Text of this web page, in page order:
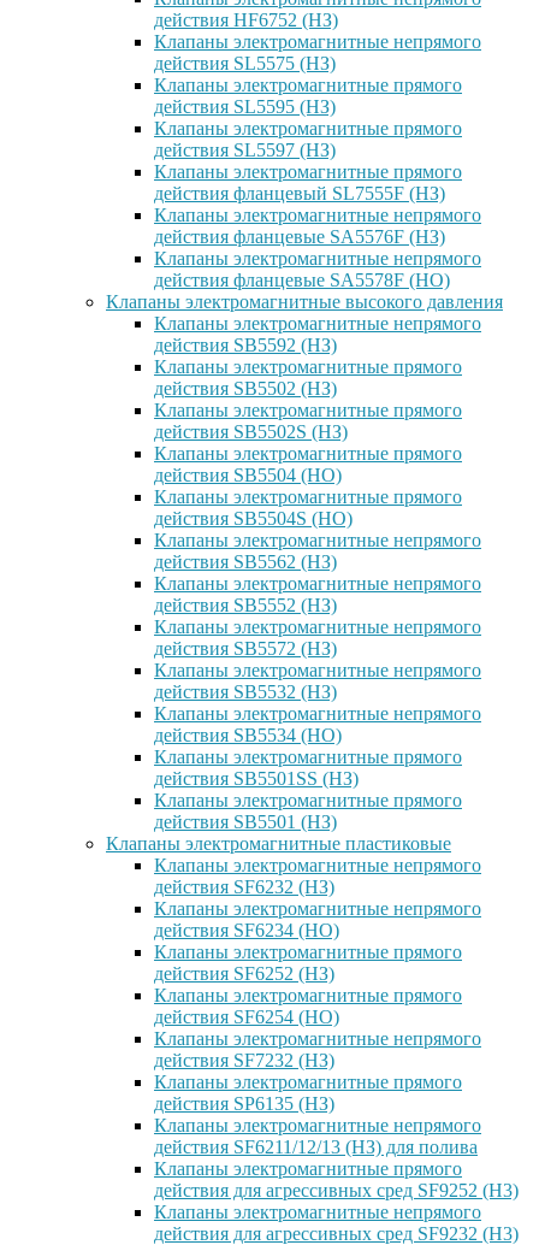
действия HF6752 (НЗ)
Клапаны электромагнитные непрямого
действия SL5575 (НЗ)
Клапаны электромагнитные прямого
действия SL5595 (НЗ)
Клапаны электромагнитные прямого
действия SL5597 (НЗ)
Клапаны электромагнитные прямого
действия фланцевый SL7555F (НЗ)
Клапаны электромагнитные непрямого
действия фланцевые SA5576F (НЗ)
Клапаны электромагнитные непрямого
действия фланцевые SA5578F (НО)
Клапаны электромагнитные высокого давления
Клапаны электромагнитные непрямого
действия SB5592 (НЗ)
Клапаны электромагнитные прямого
действия SB5502 (НЗ)
Клапаны электромагнитные прямого
действия SB5502S (НЗ)
Клапаны электромагнитные прямого
действия SB5504 (НО)
Клапаны электромагнитные прямого
действия SB5504S (НО)
Клапаны электромагнитные непрямого
действия SB5562 (НЗ)
Клапаны электромагнитные непрямого
действия SB5552 (НЗ)
Клапаны электромагнитные непрямого
действия SB5572 (НЗ)
Клапаны электромагнитные непрямого
действия SB5532 (НЗ)
Клапаны электромагнитные непрямого
действия SB5534 (НО)
Клапаны электромагнитные прямого
действия SB5501SS (НЗ)
Клапаны электромагнитные прямого
действия SB5501 (НЗ)
Клапаны электромагнитные пластиковые
Клапаны электромагнитные непрямого
действия SF6232 (НЗ)
Клапаны электромагнитные непрямого
действия SF6234 (НО)
Клапаны электромагнитные прямого
действия SF6252 (НЗ)
Клапаны электромагнитные прямого
действия SF6254 (НО)
Клапаны электромагнитные непрямого
действия SF7232 (НЗ)
Клапаны электромагнитные прямого
действия SP6135 (НЗ)
Клапаны электромагнитные непрямого
действия SF6211/12/13 (НЗ) для полива
Клапаны электромагнитные прямого
действия для агрессивных сред SF9252 (H3)
Клапаны электромагнитные непрямого
действия для агрессивных сред SF9232 (H3)